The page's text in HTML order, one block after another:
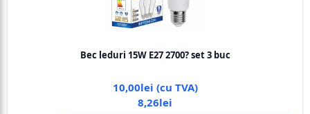
Bec leduri 15W E27 2700? set 3 buc
10,00lei (cu TVA)
8,26lei